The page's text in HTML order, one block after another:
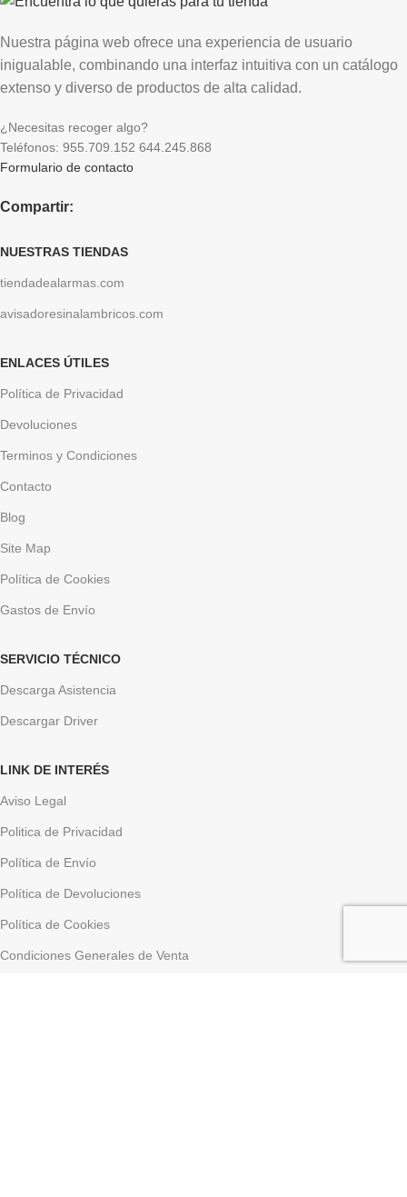
Nuestra página web ofrece una experiencia de usuario
inigualable, combinando una interfaz intuitiva con un catálogo
extenso y diverso de productos de alta calidad.
¿Necesitas recoger algo?
Teléfonos: 955.709.152 644.245.868
Formulario de contacto
Compartir:
NUESTRAS TIENDAS
tiendadealarmas.com
avisadoresinalambricos.com
ENLACES ÚTILES
Política de Privacidad
Devoluciones
Terminos y Condiciones
Contacto
Blog
Site Map
Política de Cookies
Gastos de Envío
SERVICIO TÉCNICO
Descarga Asistencia
Descargar Driver
LINK DE INTERÉS
Aviso Legal
Politica de Privacidad
Política de Envío
Política de Devoluciones
Política de Cookies
Condiciones Generales de Venta